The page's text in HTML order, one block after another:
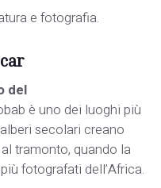
e fotografia.
del
è uno dei luoghi più
secolari creano
tramonto, quando la
fotografati dell’Africa.